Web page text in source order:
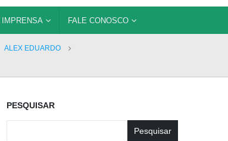
IMPRENSA FALE CONOSCO
ALEX EDUARDO
PESQUISAR
Pesquisar